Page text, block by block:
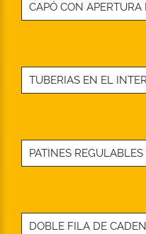
CAPÓ CON
TUBERIAS EN EL
PATINES REGULABLES
DOBLE FILA DE